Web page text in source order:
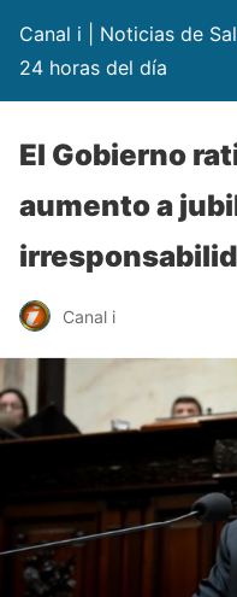
Canal i | Noticias de
24 horas del día
El Gobierno
aumento a
Canal i